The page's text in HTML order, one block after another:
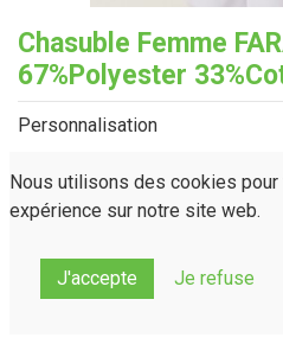
Chasuble Femme
67%Polyester
Personnalisation
Nous utilisons des cookies
expérience sur notre site web.
J'accepte Je refuse